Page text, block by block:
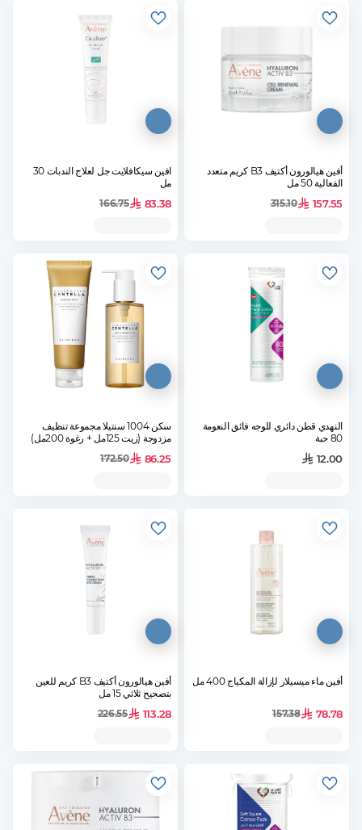
أفين هيالورون أكتيف B3 كريم متعدد
الفعالية 50 مل
157.55
315.10
افين سيكافلايت جل لعلاج الندبات 30
مل
83.38
166.75
النهدي قطن دائري للوجه فائق النعومة
80 حبة
12.00
سكن 1004 سنتيلا مجموعة تنظيف
مزدوجة (زيت 125مل + رغوة 200مل)
86.25
172.50
أفين ماء ميسيلار لإزالة المكياج 400 مل
78.78
157.38
أفين هيالورون أكتيف B3 كريم للعين
بتصحيح ثلاثي 15 مل
113.28
226.55